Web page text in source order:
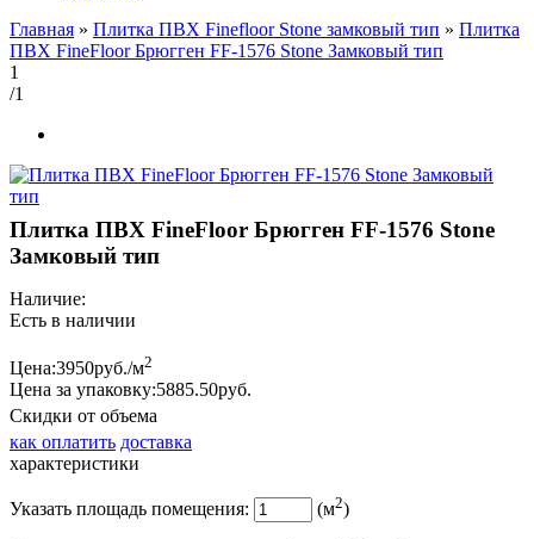
Главная » Плитка ПВХ Finefloor Stone замковый тип » Плитка
ПВХ FineFloor Брюгген FF-1576 Stone Замковый тип
1
/1
Плитка ПВХ FineFloor Брюгген FF-1576 Stone
Замковый тип
Наличие:
Есть в наличии
Цена:3950руб./м2
Цена за упаковку:5885.50руб.
Скидки от объема
как оплатить доставка
характеристики
Указать площадь помещения: (м2)